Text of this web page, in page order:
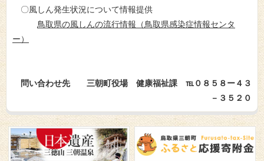
〇風しん発生状況について情報提供
鳥取県の風しんの流行情報（鳥取県感染症情報センタ
ー）
問い合わせ先 三朝町役場 健康福祉課 ℡０８５８ー４３
－３５２０